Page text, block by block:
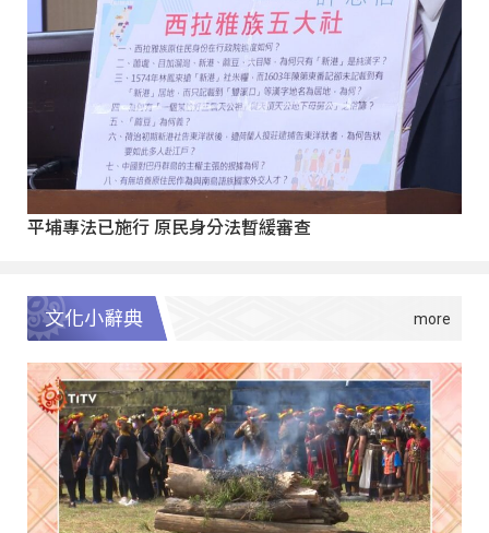
平埔專法已施行 原民身分法暫緩審查
文化小辭典